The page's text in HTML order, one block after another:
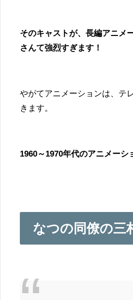
そのキャストが、長編アニメ
さんて強烈すぎます！
やがてアニメーションは、テ
きます。
1960～1970年代のアニメーシ
なつの同僚の三